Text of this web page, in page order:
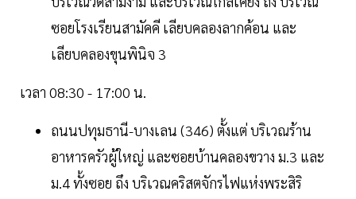
ซอยโรงเรียนสามัคคี เลียบคลองลากค้อน และ
เลียบคลองขุนพินิจ 3
เวลา 08:30 - 17:00 น.
ถนนปทุมธานี-บางเลน (346) ตั้งแต่ บริเวณร้าน
อาหารครัวผู้ใหญ่ และซอยบ้านคลองขวาง ม.3 และ
ม.4 ทั้งซอย ถึง บริเวณคริสตจักรไฟแห่งพระสิริ